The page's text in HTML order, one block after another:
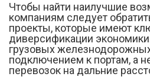
Чтобы найти наилучшие
компаниям следует
проекты, которые имеют
диверсификации
грузовых
подключением к портам, а
перевозок на дальние